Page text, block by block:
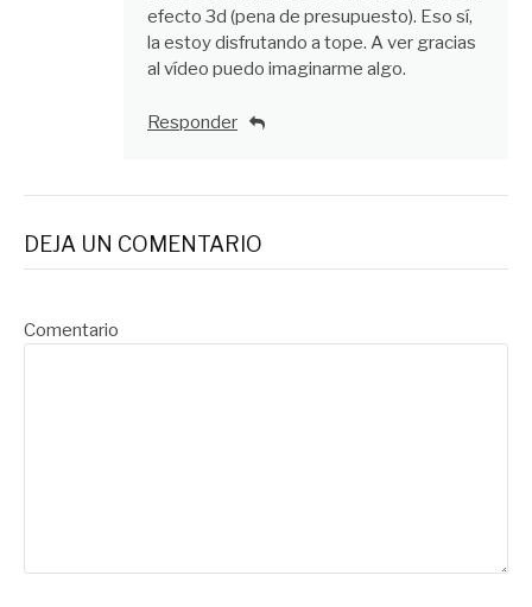
efecto 3d (pena de presupuesto). Eso sí,
la estoy disfrutando a tope. A ver gracias
al vídeo puedo imaginarme algo.
Responder
DEJA UN COMENTARIO
Comentario